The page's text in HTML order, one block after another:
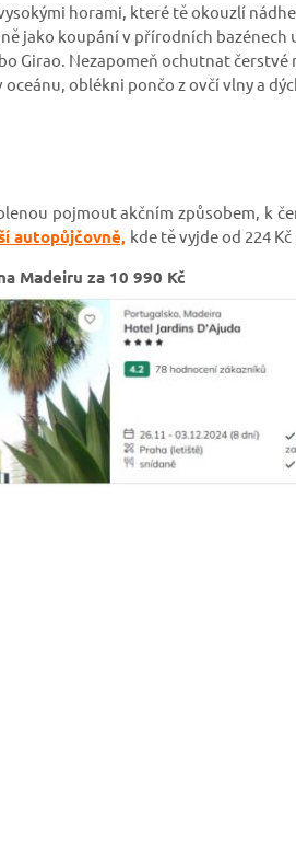
horami, které tě okouzlí
jako koupání v přírodních
Girao. Nezapomeň ochutnat
oblékni pončo z ovčí vlny a
pojmout akčním způsobem, k
autopůjčovně, kde tě vyjde od 224 Kč
Madeiru za 10 990 Kč